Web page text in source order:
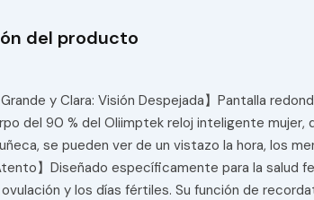
del producto
Grande y Clara: Visión Despejada】Pantalla
del 90 % del Oliimptek reloj inteligente mujer,
se pueden ver de un vistazo la hora, los
】Diseñado específicamente para la salud
y los días fértiles. Su función de